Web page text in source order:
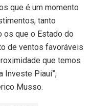
que é um momento
tanto
os que o Estado do
de ventos favoráveis
que temos
Investe Piauí”,
Musso.